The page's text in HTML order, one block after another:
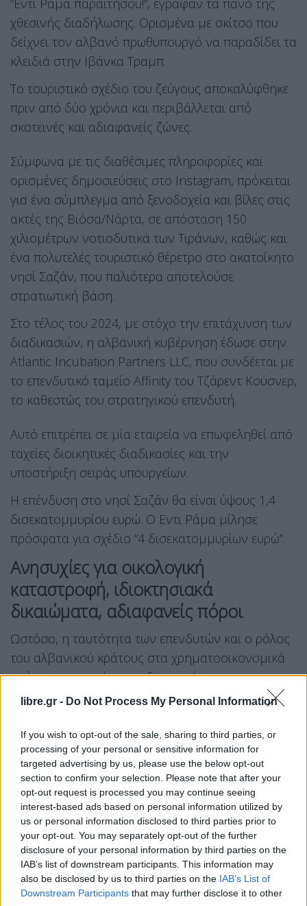
libre.gr - Do Not Process My Personal Information
If you wish to opt-out of the sale, sharing to third parties, or
processing of your personal or sensitive information for
targeted advertising by us, please use the below opt-out
section to confirm your selection. Please note that after your
opt-out request is processed you may continue seeing
interest-based ads based on personal information utilized by
us or personal information disclosed to third parties prior to
your opt-out. You may separately opt-out of the further
disclosure of your personal information by third parties on the
IAB’s list of downstream participants. This information may
also be disclosed by us to third parties on the IAB’s List of
Downstream Participants that may further disclose it to other
“Εντι Ράμα παραιτήσου!”, έγραφαν τα πανό της
χθεσινής διαδήλωσης. Ορισμένα με σκίτσο που
δείχνει τον αλβανό πρωθυπουργό να παραδίδει τα
κλειδιά στην Ιβάνκα Τραμπ.
Το τουριστικό σχέδιο του ζεύγους αποκαλύφθηκε
πριν από δύο χρόνια και περιβάλλεται από
σκοτεινές και αδιαφανείς ζώνες.
Σύμφωνα με τις διαθέσιμες πληροφορίες και
ορισμένες δημοσιεύσεις στο Instagram, πρόκειται
για ένα σύμπλεγμα από ξενοδοχεία και βίλες στις
ακτές της Βιόσα/Νάρτα, σε απόσταση 150
χιλιομέτρων νοτιοδυτικά των Τιράνων, καθώς και
ένα πολυτελές τουριστικό θέρετρο στο ακατοίκητο
νησί Σαζάν, που παλιότερα αποτελούσε
στρατιωτική βάση.
Στο τέλος του 2024, με στόχο την επιτάχυνση των
διαδικασιών, η αλβανική κυβέρνηση έδωσε στην
Atlantic Incubation Partners LLC, που συνδέεται με
το επενδυτικό ταμείο Affinity του Τζάρεντ Κούσνερ,
το καθεστώς του στρατηγικού επενδυτή.
Αυτό επιτρέπει σε μία εταιρεία να επωφεληθεί από
ταχείες διοικητικές διαδικασίες και την
υποστήριξη σειράς υπουργείων.
Η επένδυση στο νησί Σαζάν θα είναι ύψους 1,4
δισεκατομμυρίου ευρώ. Ο Εντι Ράμα μίλησε
πρόσφατα για σχέδιο “4 δισεκατομμυρίων ευρώ”.
Ανησυχίες για οικολογική
καταστροφή, ιδιοκτησιακά
δικαιώματα, αδιαφανείς πόροι
Ωστόσο, η ταυτότητα των επενδυτών και ο ρόλος
του αλβανικού κράτους στα χρηματοοικονομικά
σχήματα παραμένουν αδιαφανείς.
Οι επικρίσεις και οι καταγγελίες για το σχέδιο
περιβαλλοντικές οργανώσεις. Αλλωστε πολλές
είναι οι πτυχές του σχεδίου αξιοποίησης και
ανάπτυξης του Τζάρεντ Κούσνερ που
παρουσιάζουν προβλήματα: από οικολογικά
ζητήματα έως υποψίες περί διαφθοράς.
Μη κυβερνητικές οργανώσεις καταγγέλλουν εδώ
και μήνες τις επιπτώσεις του σχεδίου. Τον
Ιανουάριο, περισσότερες από 40 μκο απηύθυναν